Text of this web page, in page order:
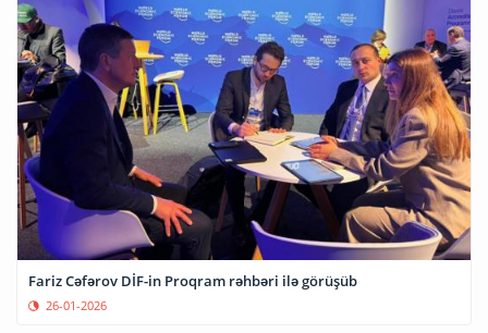
Fariz Cəfərov DİF-in Proqram rəhbəri ilə görüşüb
26-01-2026